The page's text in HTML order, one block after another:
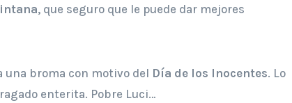
, que seguro que le puede dar mejores
una broma con motivo del Día de los Inocentes. Lo
enterita. Pobre Luci…